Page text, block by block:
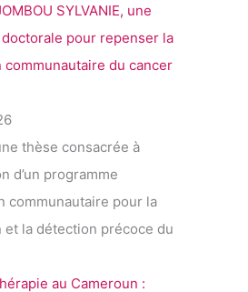
SYLVANIE, une
pour repenser la
communautaire du cancer
thèse consacrée à
d’un programme
communautaire pour la
et la détection précoce du